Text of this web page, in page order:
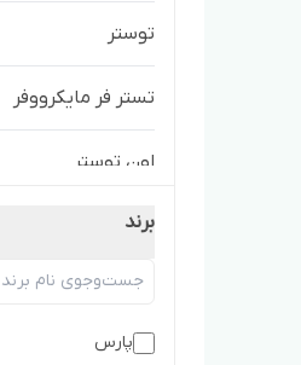
توستر
تستر فر مایکرووفر
اون توستر
جارو برقی
آون توستر
برند
پارس